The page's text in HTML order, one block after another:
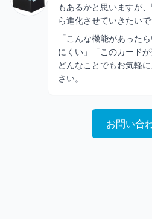
もあるかと思いますが
ら進化させていきたいで
「こんな機能があった
にくい」「このカード
どんなことでもお気軽
さい。
お問い合